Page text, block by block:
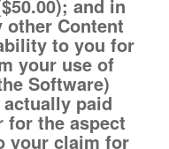
and in
Content
to you for
your use of
Software)
paid
for the aspect
your claim for